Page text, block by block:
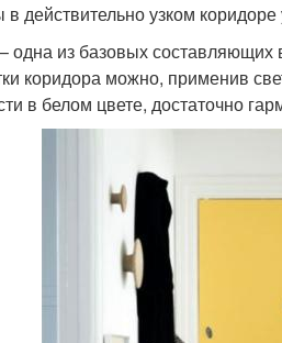
действительно узком
одна из базовых
коридора можно, применив
в белом цвете, достаточно